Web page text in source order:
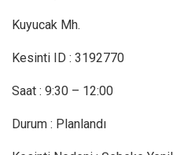
Kuyucak Mh.
Kesinti ID : 3192770
Saat : 9:30 – 12:00
Durum : Planlandı